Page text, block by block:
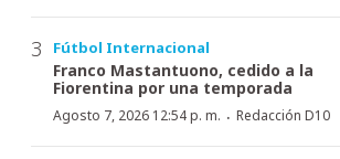
Fútbol Internacional
Franco Mastantuono, cedido a la
Fiorentina por una temporada
Agosto 7, 2026 12:54 p. m. · Redacción D10